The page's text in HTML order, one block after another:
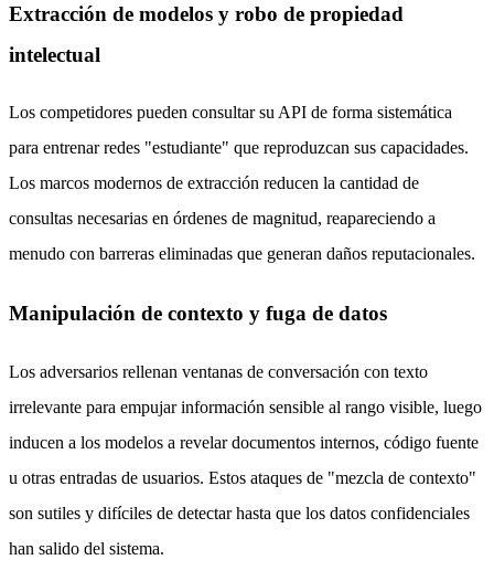
Extracción de modelos y robo de propiedad
intelectual
Los competidores pueden consultar su API de forma sistemática
para entrenar redes "estudiante" que reproduzcan sus capacidades.
Los marcos modernos de extracción reducen la cantidad de
consultas necesarias en órdenes de magnitud, reapareciendo a
menudo con barreras eliminadas que generan daños reputacionales.
Manipulación de contexto y fuga de datos
Los adversarios rellenan ventanas de conversación con texto
irrelevante para empujar información sensible al rango visible, luego
inducen a los modelos a revelar documentos internos, código fuente
u otras entradas de usuarios. Estos ataques de "mezcla de contexto"
son sutiles y difíciles de detectar hasta que los datos confidenciales
han salido del sistema.